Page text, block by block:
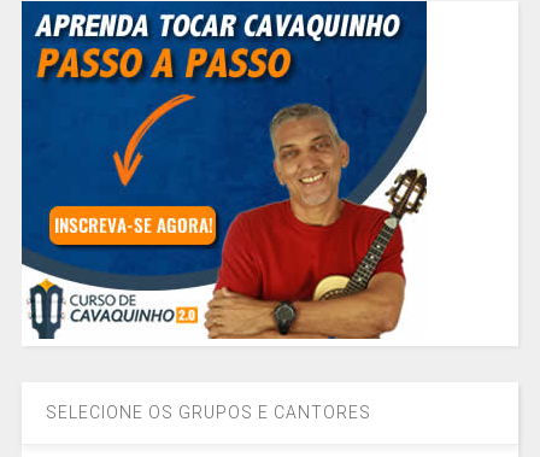
SELECIONE OS GRUPOS E CANTORES